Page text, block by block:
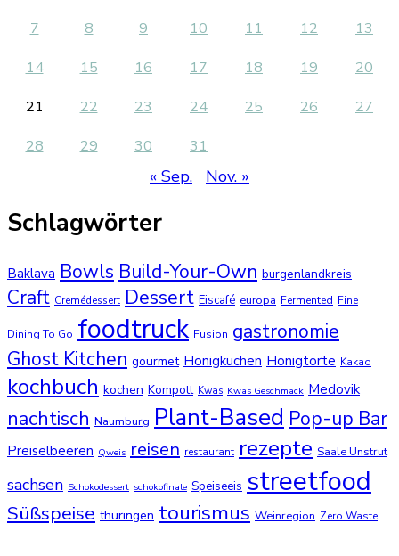
7
8 9 10 11 12
13
14
15 16 17 18 19
20
21
22 23 24 25 26
27
28
29 30 31
« Sep. Nov. »
Schlagwörter
Baklava Bowls Build-Your-Own burgenlandkreis
Craft Cremédessert Dessert Eiscafé europa Fermented Fine
Dining To Go foodtruck Fusion gastronomie
Ghost Kitchen gourmet Honigkuchen Honigtorte Kakao
kochbuch kochen Kompott Kwas Kwas Geschmack Medovik
nachtisch Naumburg Plant-Based Pop-up Bar
Preiselbeeren Qweis reisen restaurant rezepte Saale Unstrut
sachsen Schokodessert schokofinale Speiseeis streetfood
Süßspeise thüringen tourismus Weinregion Zero Waste